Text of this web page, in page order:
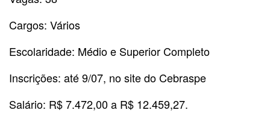
Cargos: Vários
Escolaridade: Médio e Superior Completo
Inscrições: até 9/07, no site do Cebraspe
Salário: R$ 7.472,00 a R$ 12.459,27.